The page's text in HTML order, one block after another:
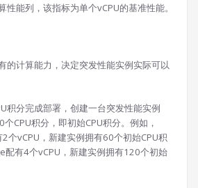
性能列，该指标为单个vCPU的基准性能。
的计算能力，决定突发性能实例实际可以
积分完成部署，创建一台突发性能实例
CPU积分，即初始CPU积分。例如，
个vCPU，新建实例拥有60个初始CPU积
有4个vCPU，新建实例拥有120个初始